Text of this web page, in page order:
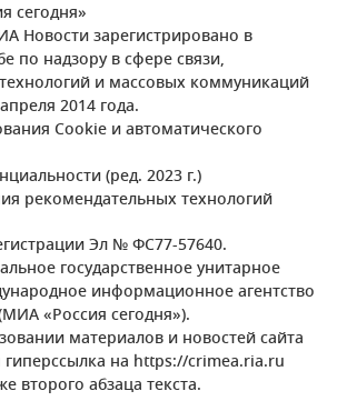
сегодня»
Новости зарегистрировано в
по надзору в сфере связи,
и массовых коммуникаций
2014 года.
Cookie и автоматического
(ред. 2023 г.)
рекомендательных технологий
Эл № ФС77-57640.
государственное унитарное
информационное агентство
«Россия сегодня»).
материалов и новостей сайта
на https://crimea.ria.ru
второго абзаца текста.